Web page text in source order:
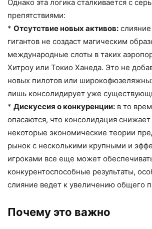
Однако эта логика сталкивается с
препятствиями:
* Отсутствие новых активов:
гигантов не создаст магическим
международные слоты в таких
Хитроу или Токио Ханеда. Это не
новых пилотов или
лишь консолидирует уже
* Дискуссия о конкуренции: в то
опасаются, что консолидация
некоторые экономические теории
рынок с несколькими крупными и
игроками все еще может
конкурентоспособные результаты,
слияние ведет к увеличению общего
Почему это важно